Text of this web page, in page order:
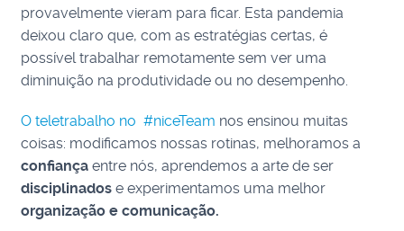
provavelmente vieram para ficar. Esta pandemia
deixou claro que, com as estratégias certas, é
possível trabalhar remotamente sem ver uma
diminuição na produtividade ou no desempenho.
O teletrabalho no #niceTeam nos ensinou muitas
coisas: modificamos nossas rotinas, melhoramos a
confiançaentre nós, aprendemos a arte de ser
disciplinados e experimentamos uma melhor
organização e comunicação.